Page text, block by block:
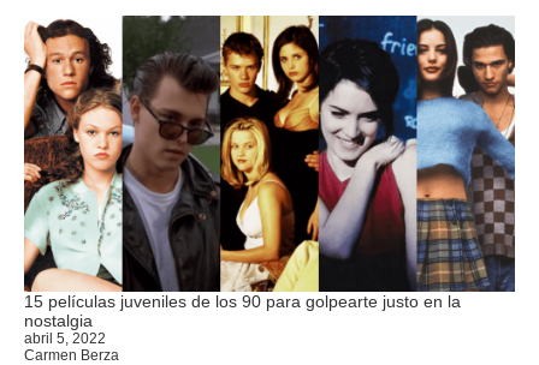
15 películas juveniles de los 90 para golpearte justo en la
nostalgia
abril 5, 2022
Carmen Berza